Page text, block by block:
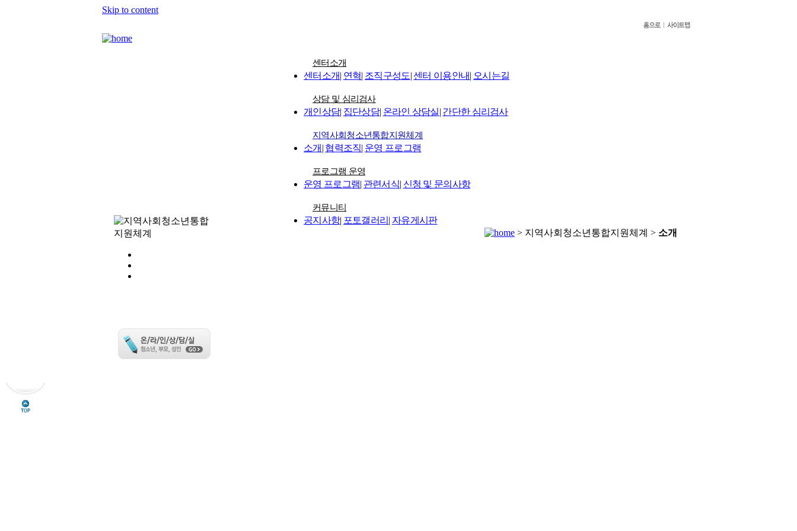
Skip to content
센터소개
센터소개| 연혁| 조직구성도|센터 이용안내| 오시는길
상담 및 심리검사
개인상담| 집단상담| 온라인 상담실| 간단한 심리검사
지역사회청소년통합지원체계
소개 | 협력조직| 운영 프로그램
프로그램 운영
운영 프로그램| 관련서식| 신청 및 문의사항
커뮤니티
공지사항| 포토갤러리 | 자유게시판
> 지역사회청소년통합지원체계 > 소개